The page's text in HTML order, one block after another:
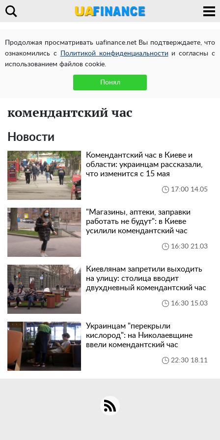
Продолжая просматривать uafinance.net Вы подтверждаете, что
ознакомились с
Политикой конфиденциальности и согласны с
использованием файлов cookie.
Понял
комендантский час
Новости
Комендантский час в Киеве и
области: украинцам рассказали,
что изменится с 15 мая
17:00 14.05
"Магазины, аптеки, заправки
работать не будут": в Киеве
усилили комендантский час
16:30 21.03
Киевлянам запретили выходить
на улицу: столица вводит
двухдневный комендантский час
16:30 15.03
Украинцам "перекрыли
кислород": на Николаевщине
ввели комендантский час
22:30 18.11